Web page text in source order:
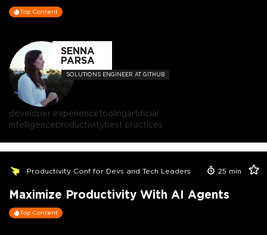
Top Content
SENNA
PARSA
SOLUTIONS ENGINEER AT GITHUB
developer experiencetoolingartificial
intelligenceproductivitybest practices
Productivity Conf for Devs and Tech Leaders 25 min
Maximize Productivity With AI Agents
Top Content